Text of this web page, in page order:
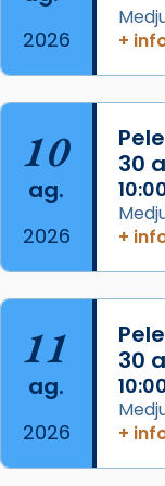
Mons. David
📸 Dr. G.
Photo
2 weeks ago
Memòria de
partir de
2026
+
10
ag.
2026
30
+
11
ag.
2026
30
+